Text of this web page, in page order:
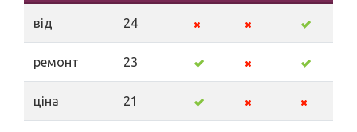
від 24
ремонт 23
ціна 21